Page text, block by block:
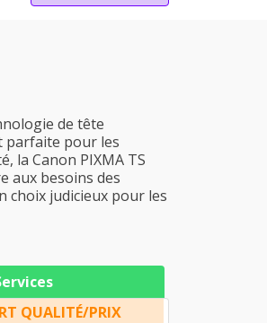
de tête
parfaite pour les
la Canon PIXMA TS
aux besoins des
choix judicieux pour les
QUALITÉ/PRIX